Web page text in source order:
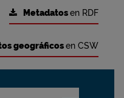
Metadatosen RDF
geográficosen CSW